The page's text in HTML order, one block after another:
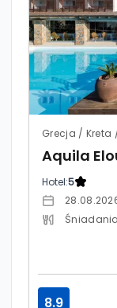
Grecja / Kreta
Aquila
Hotel:5
8.9